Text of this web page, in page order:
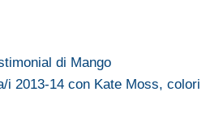
di Mango
i 2013-14 con Kate Moss, colori